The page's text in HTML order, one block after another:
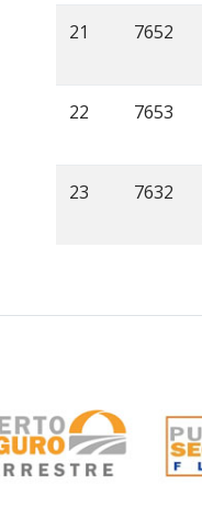
21 7652
22 7653
23 7632